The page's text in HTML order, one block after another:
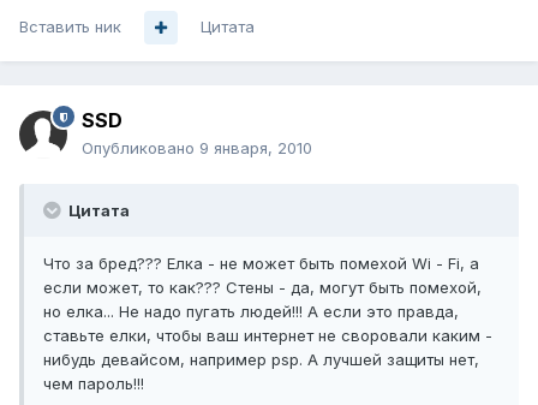
Вставить ник Цитата
SSD
Опубликовано 9 января, 2010
Цитата
Что за бред??? Елка - не может быть помехой Wi - Fi, а
если может, то как??? Стены - да, могут быть помехой,
но елка... Не надо пугать людей!!! А если это правда,
ставьте елки, чтобы ваш интернет не своровали каким -
нибудь девайсом, например psp. А лучшей защиты нет,
чем пароль!!!